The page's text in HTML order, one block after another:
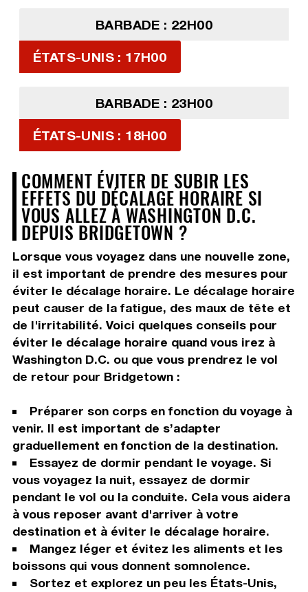
BARBADE : 22H00
ÉTATS-UNIS : 17H00
BARBADE : 23H00
ÉTATS-UNIS : 18H00
COMMENT ÉVITER DE SUBIR LES
EFFETS DU DÉCALAGE HORAIRE SI
VOUS ALLEZ À WASHINGTON D.C.
DEPUIS BRIDGETOWN ?
Lorsque vous voyagez dans une nouvelle zone,
il est important de prendre des mesures pour
éviter le décalage horaire. Le décalage horaire
peut causer de la fatigue, des maux de tête et
de l'irritabilité. Voici quelques conseils pour
éviter le décalage horaire quand vous irez à
Washington D.C. ou que vous prendrez le vol
de retour pour Bridgetown :
Préparer son corps en fonction du voyage à
venir. Il est important de s’adapter
graduellement en fonction de la destination.
Essayez de dormir pendant le voyage. Si
vous voyagez la nuit, essayez de dormir
pendant le vol ou la conduite. Cela vous aidera
à vous reposer avant d'arriver à votre
destination et à éviter le décalage horaire.
Mangez léger et évitez les aliments et les
boissons qui vous donnent somnolence.
Sortez et explorez un peu les États-Unis,